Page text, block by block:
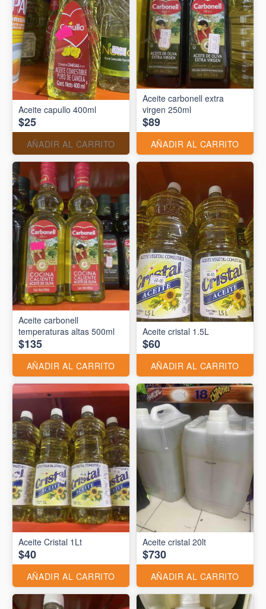
Aceite capullo 400ml
$25
AÑADIR AL CARRITO
Aceite carbonell extra
virgen 250ml
$89
AÑADIR AL CARRITO
Aceite carbonell
temperaturas altas 500ml
$135
AÑADIR AL CARRITO
Aceite cristal 1.5L
$60
AÑADIR AL CARRITO
Aceite Cristal 1Lt
$40
AÑADIR AL CARRITO
Aceite cristal 20lt
$730
AÑADIR AL CARRITO